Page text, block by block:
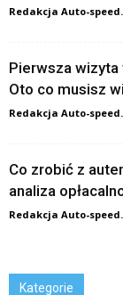
Redakcja Auto-
Pierwsza
Oto co musisz
Redakcja Auto-
Co zrobić z
analiza
Redakcja Auto-
Kategorie